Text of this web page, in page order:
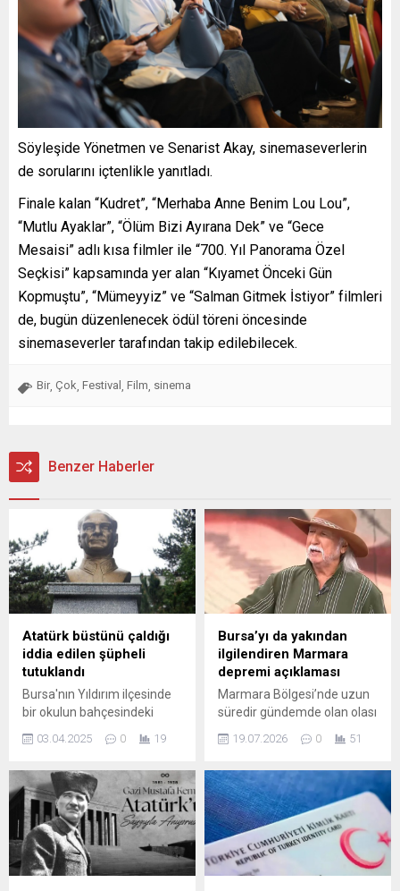
Söyleşide Yönetmen ve Senarist Akay, sinemaseverlerin
de sorularını içtenlikle yanıtladı.
Finale kalan “Kudret”, “Merhaba Anne Benim Lou Lou”,
“Mutlu Ayaklar”, “Ölüm Bizi Ayırana Dek” ve “Gece
Mesaisi” adlı kısa filmler ile “700. Yıl Panorama Özel
Seçkisi” kapsamında yer alan “Kıyamet Önceki Gün
Kopmuştu”, “Mümeyyiz” ve “Salman Gitmek İstiyor” filmleri
de, bugün düzenlenecek ödül töreni öncesinde
sinemaseverler tarafından takip edilebilecek.
Bir Çok Festival Film sinema
Benzer Haberler
Atatürk büstünü çaldığı
iddia edilen şüpheli
tutuklandı
Bursa'nın Yıldırım ilçesinde
bir okulun bahçesindeki
Atatürk büstünü çaldığı
gerekçesiyle gözaltına
Okulun güvenlik
kamerasınca kaydedilen
görüntülerde, A.A'nın okul
bahçesine girdikten sonra
Atatürk büstüne doğru
yürüdüğü anlar yer aldı.
03.04.2025 0 19
Bursa’yı da yakından
ilgilendiren Marmara
depremi açıklaması
Marmara Bölgesi’nde uzun
süredir gündemde olan olası
büyük deprem
senaryolarına ilişkin yeni bir
Deprem Bilimci Prof. Dr.
Şener Üşümezsoy, katıldığı
bir televizyon programında
Marmara Denizi’ndeki fay
hatlarıyla ilgili görüşlerini
paylaşırken, bölgedeki risk
19.07.2026 0 51